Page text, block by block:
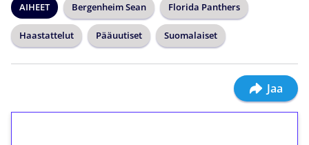
AIHEET Bergenheim Sean Florida Panthers
Haastattelut Pääuutiset Suomalaiset
Jaa